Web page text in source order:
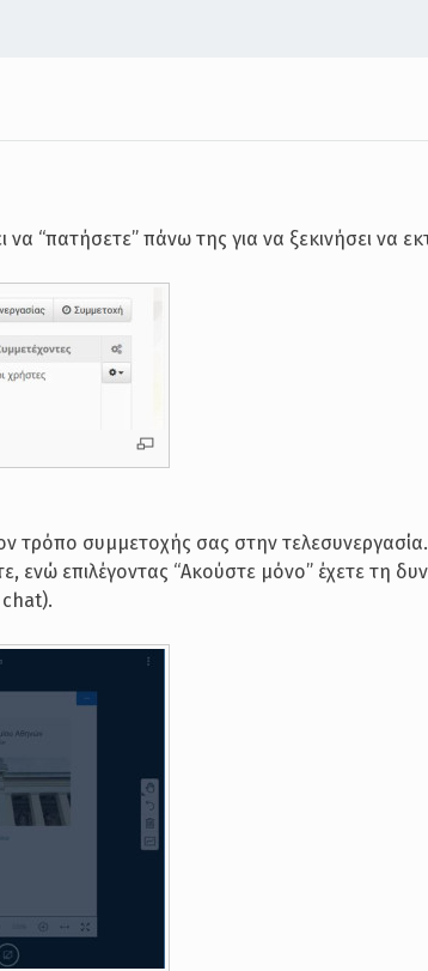
“πατήσετε” πάνω της για να ξεκινήσει να
τρόπο συμμετοχής σας στην
ενώ επιλέγοντας “Ακούστε μόνο” έχετε τη